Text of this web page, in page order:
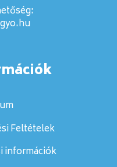
Feltételek
információk